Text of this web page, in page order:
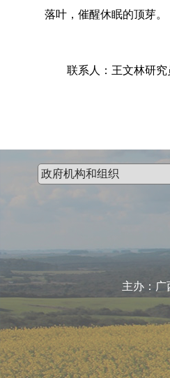
落叶，催醒休眠的顶芽。
联系人：王文林研
主办：广